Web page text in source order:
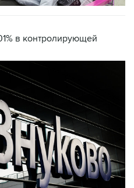
в контролирующей